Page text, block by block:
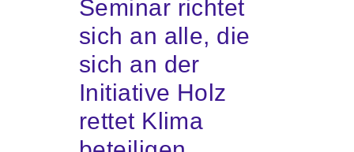
Seminar richtet
sich an alle, die
sich an der
Initiative Holz
rettet Klima